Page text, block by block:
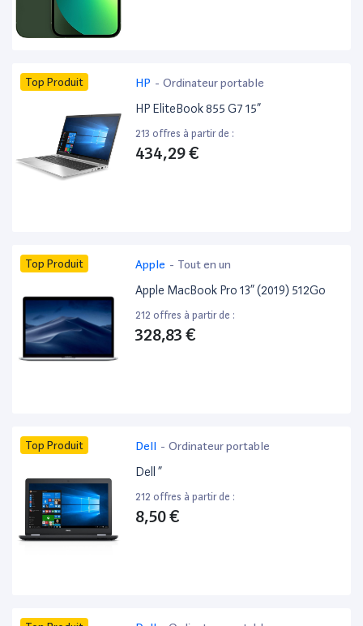
Top Produit HP - Ordinateur portable
HP EliteBook 855 G7 15”
213 offres à partir de :
434,29 €
Top Produit Apple - Tout en un
Apple MacBook Pro 13” (2019) 512Go
212 offres à partir de :
328,83 €
Top Produit Dell - Ordinateur portable
Dell ”
212 offres à partir de :
8,50 €